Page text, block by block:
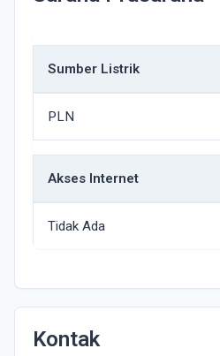
Sumber Listrik
PLN
Akses Internet
Tidak Ada
Kontak